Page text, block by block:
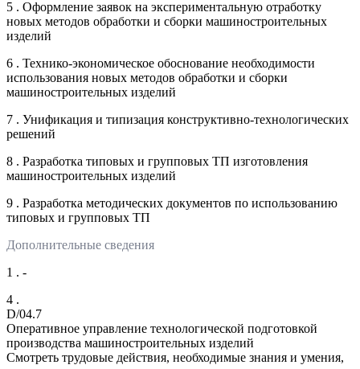
5 . Оформление заявок на экспериментальную отработку
новых методов обработки и сборки машиностроительных
изделий
6 . Технико-экономическое обоснование необходимости
использования новых методов обработки и сборки
машиностроительных изделий
7 . Унификация и типизация конструктивно-технологических
решений
8 . Разработка типовых и групповых ТП изготовления
машиностроительных изделий
9 . Разработка методических документов по использованию
типовых и групповых ТП
Дополнительные сведения
1 . -
4 .
D/04.7
Оперативное управление технологической подготовкой
производства машиностроительных изделий
Смотреть трудовые действия, необходимые знания и умения,